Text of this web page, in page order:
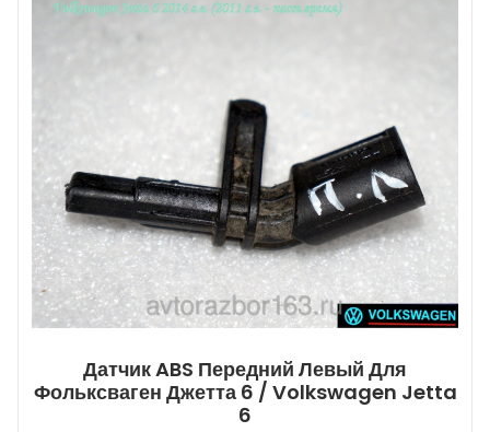
Датчик ABS Передний Левый Для
Фольксваген Джетта 6 / Volkswagen Jetta
6